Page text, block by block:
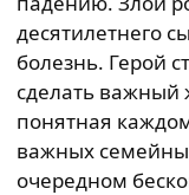
десятилетнего
болезнь. Герой
сделать
понятная
важных
очередном